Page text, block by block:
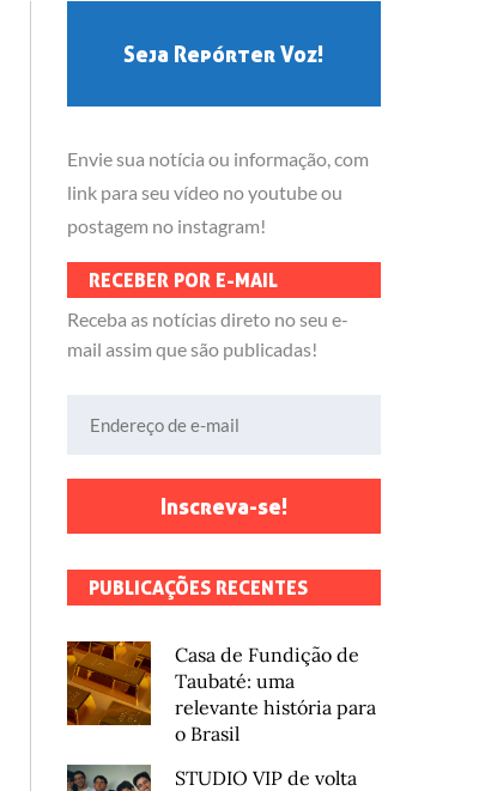
Seja Repórter Voz!
Envie sua notícia ou informação, com
link para seu vídeo no youtube ou
postagem no instagram!
RECEBER POR E-MAIL
Receba as notícias direto no seu e-
mail assim que são publicadas!
Inscreva-se!
PUBLICAÇÕES RECENTES
Casa de Fundição de
Taubaté: uma
relevante história para
o Brasil
STUDIO VIP de volta